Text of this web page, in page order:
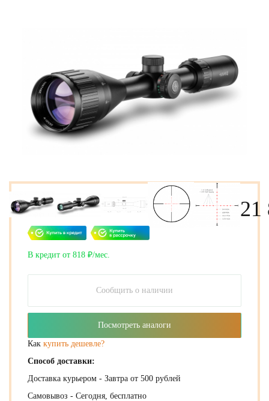
21
В кредит от 818 ₽/мес.
Сообщить о наличии
Посмотреть аналоги
Как купить дешевле?
Способ доставки:
Доставка курьером - Завтра от 500 рублей
Самовывоз - Сегодня, бесплатно